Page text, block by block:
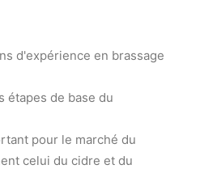
d'expérience en brassage
étapes de base du
pour le marché du
celui du cidre et du